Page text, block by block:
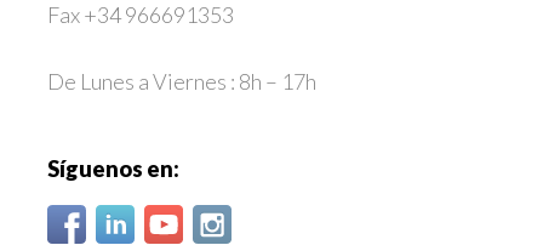
Fax +34 966691353
De Lunes a Viernes : 8h – 17h
Síguenos en: